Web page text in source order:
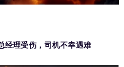
经理受伤，司机不幸遇难